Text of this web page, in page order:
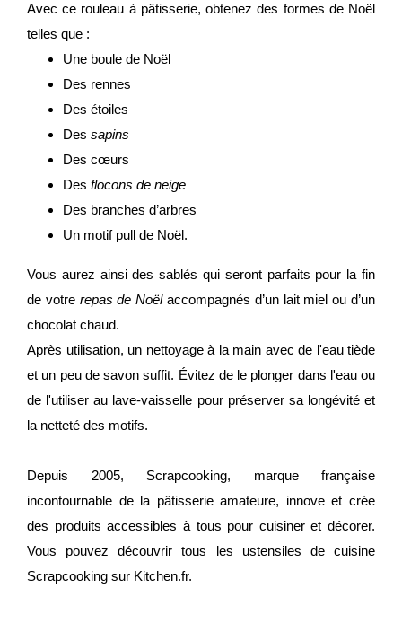
Avec ce rouleau à pâtisserie, obtenez des formes de Noël
telles que :
Une boule de Noël
Des rennes
Des étoiles
Des sapins
Des cœurs
Des flocons de neige
Des branches d’arbres
Un motif pull de Noël.
Vous aurez ainsi des sablés qui seront parfaits pour la fin
de votre repas de Noëlaccompagnés d’un lait miel ou d’un
chocolat chaud.
Après utilisation, un nettoyage à la main avec de l'eau tiède
et un peu de savon suffit. Évitez de le plonger dans l'eau ou
de l'utiliser au lave-vaisselle pour préserver sa longévité et
la netteté des motifs.
Depuis 2005, Scrapcooking, marque française
incontournable de la pâtisserie amateure, innove et crée
des produits accessibles à tous pour cuisiner et décorer.
Vous pouvez découvrir tous les ustensiles de cuisine
Scrapcooking sur Kitchen.fr.